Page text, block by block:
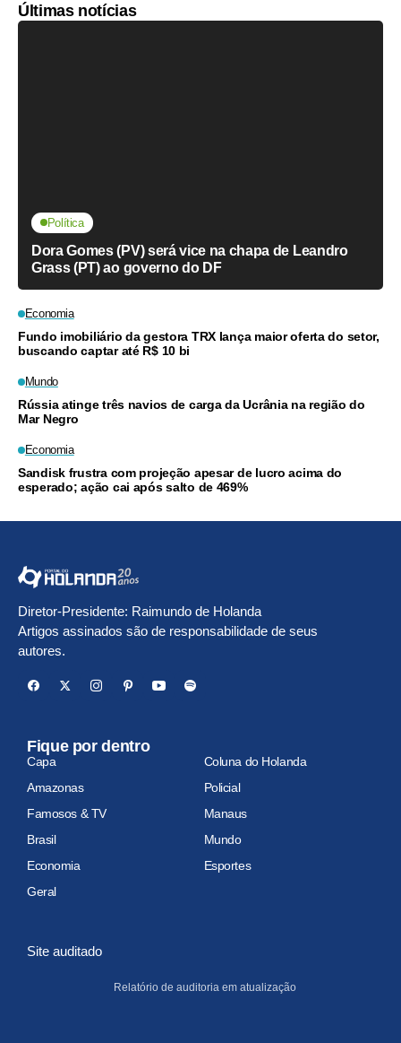
Últimas notícias
Política
Dora Gomes (PV) será vice na chapa de Leandro
Grass (PT) ao governo do DF
Economia
Fundo imobiliário da gestora TRX lança maior oferta do setor,
buscando captar até R$ 10 bi
Mundo
Rússia atinge três navios de carga da Ucrânia na região do
Mar Negro
Economia
Sandisk frustra com projeção apesar de lucro acima do
esperado; ação cai após salto de 469%
Diretor-Presidente: Raimundo de Holanda
Artigos assinados são de responsabilidade de seus
autores.
Fique por dentro
Capa
Coluna do Holanda
Amazonas
Policial
Famosos & TV
Manaus
Brasil
Mundo
Economia
Esportes
Geral
Site auditado
Relatório de auditoria em atualização